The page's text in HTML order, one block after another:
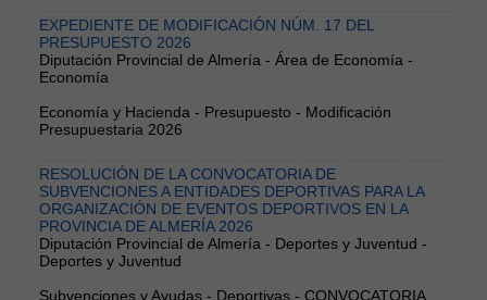
EXPEDIENTE DE MODIFICACIÓN NÚM. 17 DEL
PRESUPUESTO 2026
Diputación Provincial de Almería - Área de Economía -
Economía
Economía y Hacienda - Presupuesto - Modificación
Presupuestaria 2026
RESOLUCIÓN DE LA CONVOCATORIA DE
SUBVENCIONES A ENTIDADES DEPORTIVAS PARA LA
ORGANIZACIÓN DE EVENTOS DEPORTIVOS EN LA
PROVINCIA DE ALMERÍA 2026
Diputación Provincial de Almería - Deportes y Juventud -
Deportes y Juventud
Subvenciones y Ayudas - Deportivas - CONVOCATORIA